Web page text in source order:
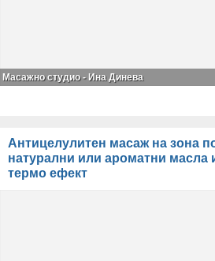
Масажно студио - Ина Динева
Антицелулитен масаж на зона
натурални или ароматни масла
термо ефект